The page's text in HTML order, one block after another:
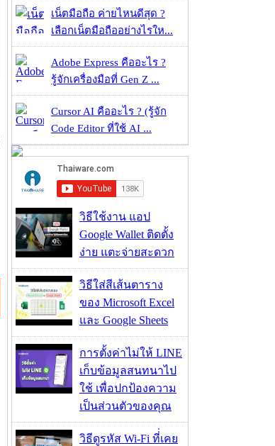
เน็ตมือถือ ค่ายไหนดีสุด ?
เลือกเน็ตมือถืออย่างไรให...
Adobe Express คืออะไร ?
รู้จักเครื่องมือที่ Gen Z ...
Cursor AI คืออะไร ? (รู้จัก
Code Editor ที่ใช้ AI ...
วิธีใช้งาน แอป
Google Wallet ติดตั้ง
ง่าย แตะจ่ายสะดวก
วิธีใส่สีเส้นตาราง
ของ Microsoft Excel
และ Google Sheets
การตั้งค่าไม่ให้ LINE
เก็บข้อมูลสนทนาไป
ใช้ เพื่อปกป้องความ
เป็นส่วนตัวของคุณ
วิธีดูรหัส Wi-Fi ที่่เคย